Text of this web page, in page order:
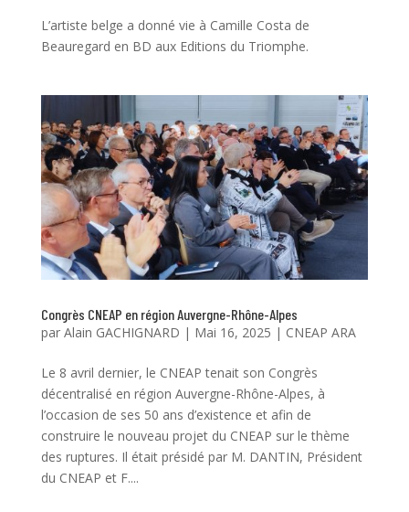
L’artiste belge a donné vie à Camille Costa de
Beauregard en BD aux Editions du Triomphe.
Congrès CNEAP en région Auvergne-Rhône-Alpes
par Alain GACHIGNARD | Mai 16, 2025 | CNEAP ARA
Le 8 avril dernier, le CNEAP tenait son Congrès
décentralisé en région Auvergne-Rhône-Alpes, à
l’occasion de ses 50 ans d’existence et afin de
construire le nouveau projet du CNEAP sur le thème
des ruptures. Il était présidé par M. DANTIN, Président
du CNEAP et F....